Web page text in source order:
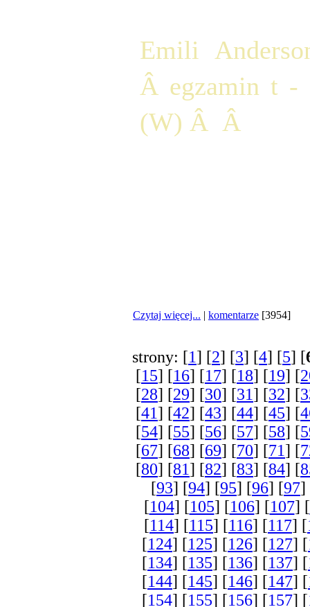
Emili
Â egzamin t
(W) Â  Â
Czytaj więcej... | komentarze [3954]
strony: [1] [2] [3] [4] [5] [
[15] [16] [17] [18] [19] [
[28] [29] [30] [31] [32] [
[41] [42] [43] [44] [45] [
[54] [55] [56] [57] [58] [
[67] [68] [69] [70] [71] [
[80] [81] [82] [83] [84] [
[93] [94] [95] [96] [97]
[104] [105] [106] [107] [
[114] [115] [116] [117] [
[124] [125] [126] [127] [
[134] [135] [136] [137] [
[144] [145] [146] [147] [
[154] [155] [156] [157] [